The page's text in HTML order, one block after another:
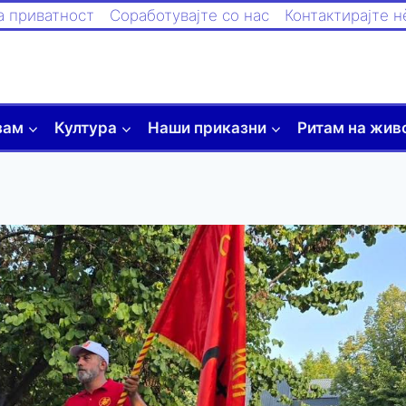
приватност Соработувајте со нас Контактирајте
Култура Наши приказни Ритам на